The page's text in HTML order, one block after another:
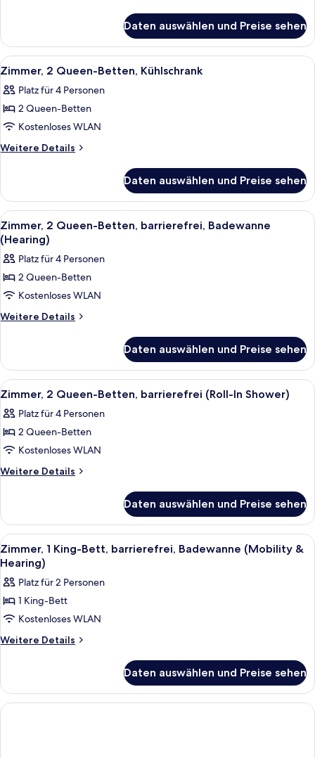
Hearing,
Roll-
in
Shower)
anzeigen
1 King-
Bett,
barrierefrei
&
Hearing,
in
Shower)
Daten auswählen und Preise sehen
Alle
Fotos
für
Zimmer,
2 Queen-
Betten,
Ein Hotelzimmer mit zwei Betten,
5
Zimmer, 2 Queen-Betten, Kühlschrank
Platz für 4 Personen
2 Queen-Betten
Kostenloses WLAN
Weitere Details
Weitere
2 Queen-
Betten,
Kühlschrank
Daten auswählen und Preise sehen
Alle
Fotos
für
Zimmer,
2 Queen-
Betten,
barrierefrei,
anzeigen
Ein Hotelzimmer mit
4
Zimmer, 2 Queen-Betten, barrierefrei, Badewanne
(Hearing)
Platz für 4 Personen
2 Queen-Betten
Kostenloses WLAN
Weitere Details
Weitere
2 Queen-
Betten,
barrierefrei,
(Hearing)
Daten auswählen und Preise sehen
Alle
Fotos
für
Zimmer,
2 Queen-
Betten,
In
Shower)
anzeigen
Ein Hotelzimmer mit zwei Betten,
5
Zimmer, 2 Queen-Betten, barrierefrei (Roll-In Shower)
Platz für 4 Personen
2 Queen-Betten
Kostenloses WLAN
Weitere Details
Weitere
2 Queen-
Betten,
barrierefrei
(Roll-
Shower)
Daten auswählen und Preise sehen
Alle
Fotos
für
Zimmer,
1 King-
Bett,
barrierefrei,
&
Hearing)
Ein Hotelzimmer mit einem großen
4
Zimmer, 1 King-Bett, barrierefrei, Badewanne (Mobility &
Hearing)
Platz für 2 Personen
1 King-Bett
Kostenloses WLAN
Weitere Details
Weitere
1 King-
Bett,
barrierefrei,
Daten auswählen und Preise sehen